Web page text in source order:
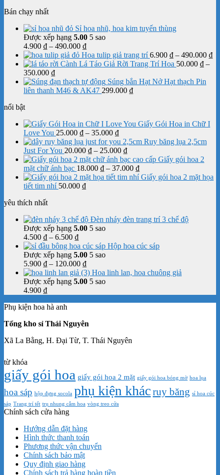
đến
350.000 ₫
Bán chạy nhất
Sỉ hoa nhũ, hoa kim tuyến thùng
Được xếp hạng 5.00 5 sao
4.900 ₫ – 490.000 ₫Khoảng
giá:
từ
đến
490.000 ₫
Hoa tulip giả trang trí 6.900 ₫ – 490.000 ₫
Cành Lá Táo Giả Rời Trang Trí Hoa 50.000 ₫ –
350.000 ₫Khoảng
giá:
từ
Súng bắn Hạt Nở Hạt thạch Pin
liên thanh M46 & AK47 299.000 ₫
nổi bật
Giấy Gói Hoa in Chữ I
Love You 25.000 ₫ – 35.000 ₫Khoảng
giá:
từ
25.000 ₫
đến
35.000 ₫
Ruy băng lụa 2,5cm
Just For You 20.000 ₫ – 25.000 ₫Khoảng
giá:
từ
20.000 ₫
Giấy gói hoa 2
mặt chữ ánh bạc 18.000 ₫ – 37.000 ₫Khoảng
giá:
Giấy gói hoa 2 mặt họa
tiết tim nhí 50.000 ₫
yêu thích nhất
Đèn nháy đèn trang trí 3 chế độ
Được xếp hạng 5.00 5 sao
4.500 ₫ – 6.500 ₫Khoảng
giá:
từ
4.500 ₫
đến
6.500 ₫
Hộp hoa cúc sáp
Được xếp hạng 5.00 5 sao
5.900 ₫ – 120.000 ₫Khoảng
giá:
từ
Hoa linh lan, hoa chuông giả
Được xếp hạng 5.00 5 sao
4.900 ₫
Phụ kiện hoa hà anh
Tổng kho sỉ Thái Nguyên
Xã La Bằng, H. Đại Từ, T. Thái Nguyên
từ khóa
giấy gói hoa giấy gói hoa 2 mặt giấy gói hoa bóng mờ hoa lụa
hoa sáp hộp đựng socola phụ kiện khácruy băng sỉ hoa cúc
sáp Trang trí tểt trụ nhung cắm hoa vòng treo cửa
Chính sách cửa hàng
Hướng dẫn đặt hàng
Hình thức thanh toán
Phương thức vận chuyển
Chính sách bảo mật
Quy định giao hàng
Chính sách trả hàng hoàn tiền